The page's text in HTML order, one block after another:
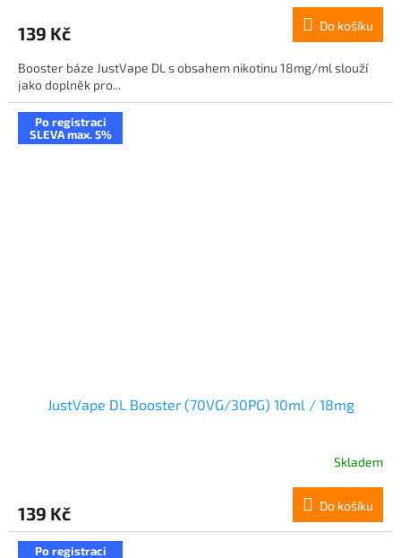
139 Kč Do košíku
Booster báze JustVape DL s obsahem nikotinu 18mg/ml slouží
jako doplněk pro...
Po registraci
SLEVA max. 5%
JustVape DL Booster (70VG/30PG) 10ml / 18mg
Skladem
139 Kč Do košíku
Po registraci